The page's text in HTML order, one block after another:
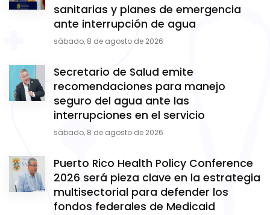
sanitarias y planes de emergencia
ante interrupción de agua
sábado, 8 de agosto de 2026
Secretario de Salud emite
recomendaciones para manejo
seguro del agua ante las
interrupciones en el servicio
sábado, 8 de agosto de 2026
Puerto Rico Health Policy Conference
2026 será pieza clave en la estrategia
multisectorial para defender los
fondos federales de Medicaid